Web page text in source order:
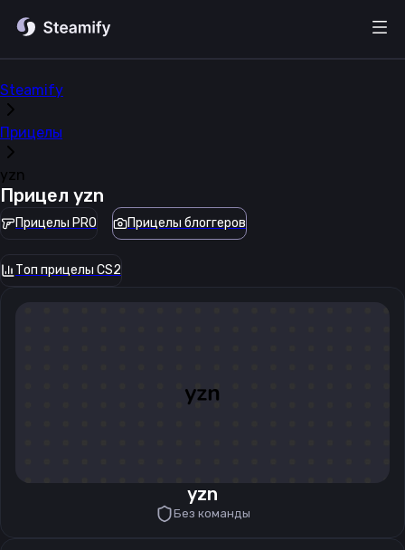
Steamify
Прицелы
yzn
Прицел yzn
Прицелы PRO Прицелы блоггеров
Топ прицелы CS2
yzn
Без команды